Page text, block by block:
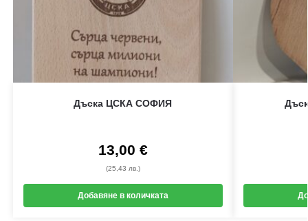
Дъска ЦСКА СОФИЯ
13,00 €
(25,43 лв.)
Добавяне в количката